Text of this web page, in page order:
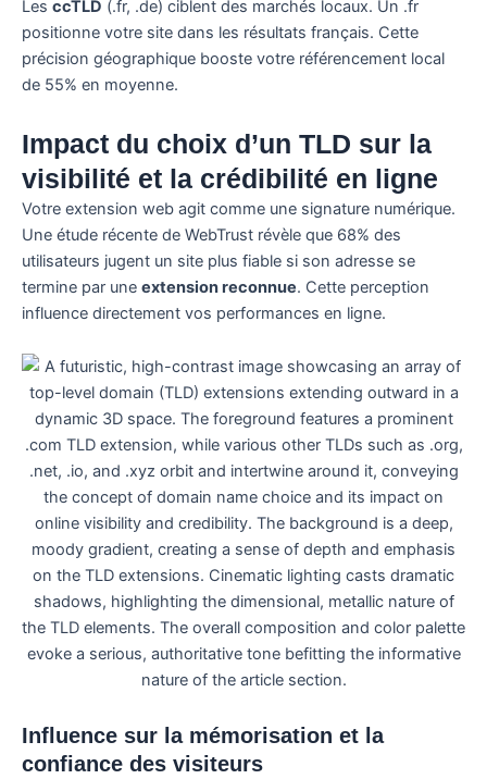
Les ccTLD (.fr, .de) ciblent des marchés locaux. Un .fr
positionne votre site dans les résultats français. Cette
précision géographique booste votre référencement local
de 55% en moyenne.
Impact du choix d’un TLD sur la
visibilité et la crédibilité en ligne
Votre extension web agit comme une signature numérique.
Une étude récente de WebTrust révèle que 68% des
utilisateurs jugent un site plus fiable si son adresse se
termine par une extension reconnue. Cette perception
influence directement vos performances en ligne.
Influence sur la mémorisation et la
confiance des visiteurs